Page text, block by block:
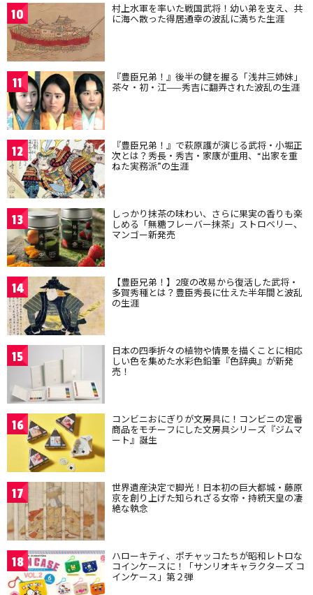
10 村上水軍を率いた戦国武将！幼い弟を支え、共
に海へ散った得居通幸の波乱に満ちた生涯
11 『豊臣兄弟！』後半の鍵を握る「浅井三姉妹」
茶々・初・江——秀吉に翻弄された波乱の生涯
12 『豊臣兄弟！』で萩原護が演じる武将・小堀正
次とは？秀長・秀吉・家康が重用、“出家を重
ねた実務派”の生涯
13 しっかり抹茶の味わい、さらに果実の香りも楽
しめる「無糖フレーバー抹茶」ストロベリー、
マンゴー新発売
14 【豊臣兄弟！】2度の改易から復活した武将・
多賀秀種とは？豊臣秀長に仕えた半年間と波乱
の生涯
15 日本の四季折々の植物や情景を描くことに相応
しい色を集めた水彩色鉛筆『色辞典』が新発
売！
16 コンビニおにぎりが文房具に！コンビニの定番
商品をモチーフにした文房具シリーズ『ジムマ
ート』誕生
17 世界遺産決定で脚光！日本初の巨大都城・藤原
京を創り上げた知られざる女帝・持統天皇の凄
絶な執念
18 ハローキティ、ポチャッコたちが昭和レトロな
コインケースに！「サンリオキャラクターズ コ
インケース」第２弾